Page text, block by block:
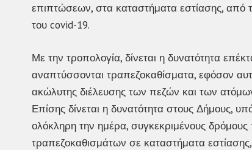
επιπτώσεων, στα καταστήματα εστίασης, από
του covid-19.
Με την τροπολογία, δίνεται η δυνατότητα
αναπτύσσονται τραπεζοκαθίσματα, εφόσον
ακώλυτης διέλευσης των πεζών και των
Επίσης δίνεται η δυνατότητα στους Δήμους,
ολόκληρη την ημέρα, συγκεκριμένους
τραπεζοκαθισμάτων σε καταστήματα